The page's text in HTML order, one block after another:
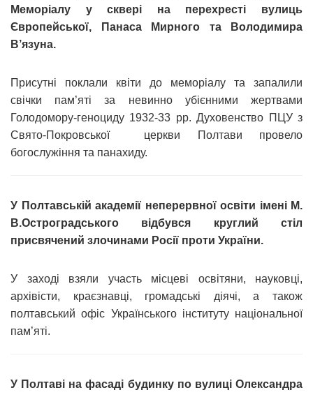
Меморіалу у сквері на перехресті вулиць
Європейської, Панаса Мирного та Володимира
В’язуна.
Присутні поклали квіти до меморіалу та запалили
свічки пам’яті за невинно убієнними жертвами
Голодомору-геноциду 1932-33 рр. Духовенство ПЦУ з
Свято-Покровської церкви Полтави провело
богослужіння та панахиду.
У Полтавській академії неперервної освіти імені М.
В.Остроградського відбувся круглий стіл
присвячений злочинами Росії проти України.
У заході взяли участь місцеві освітяни, науковці,
архівісти, краєзнавці, громадські діячі, а також
полтавський офіс Українського інституту національної
пам’яті.
У Полтаві на фасаді будинку по вулиці Олександра